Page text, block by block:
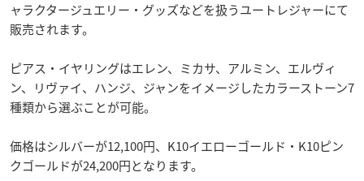
ャラクタージュエリー・グッズなどを扱うユートレジャーにて
販売されます。
ピアス・イヤリングはエレン、ミカサ、アルミン、エルヴィ
ン、リヴァイ、ハンジ、ジャンをイメージしたカラーストーン7
種類から選ぶことが可能。
価格はシルバーが12,100円、K10イエローゴールド・K10ピン
クゴールドが24,200円となります。